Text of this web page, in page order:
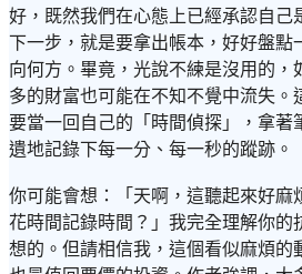
好，既然我們在心態上已經承認自己
下一步，就是要拿出帳本，好好盤
向何方。畢竟，光說不練是沒用的，
多的財富也可能在不知不覺中流失。
要當一回自己的「時間偵探」，拿著
遺地記錄下每一分、每一秒的蹤跡。
你可能會想：「天啊，這聽起來好麻
花時間記錄時間？」我完全理解你的
想的。但請相信我，這個看似麻煩的